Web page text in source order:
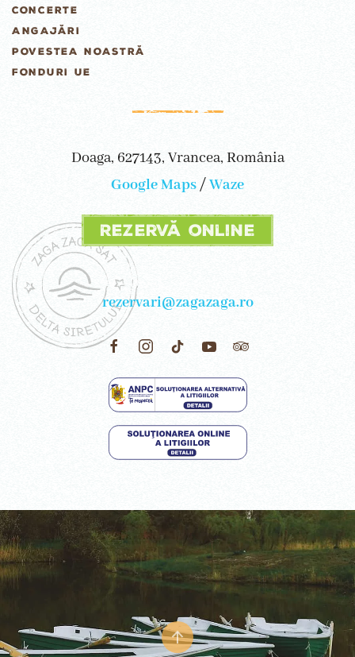
CONCERTE
ANGAJĂRI
POVESTEA NOASTRĂ
FONDURI UE
Doaga, 627143, Vrancea, România
Google Maps/Waze
Rezervă online
rezervari@zagazaga.ro